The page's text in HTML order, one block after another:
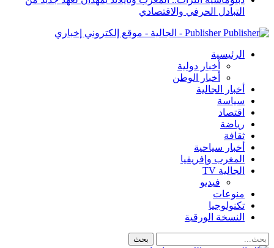
التبادل الحرفي والاقتصادي
Publisher - الجالية - موقع إلكتروني إخباري
الرئيسية
أخبار دولية
أخبار الوطن
أخبار الجالية
سياسة
اقتصاد
رياضة
ثقافة
أخبار سياحية
المغرب وإفريقيا
الجالية TV
فيديو
منوعات
تكنولوجيا
النسخة الورقية